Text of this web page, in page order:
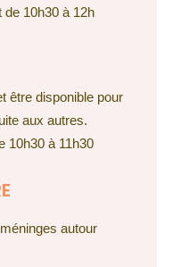
de 10h30 à 12h
être disponible pour
aux autres.
10h30 à 11h30
autour